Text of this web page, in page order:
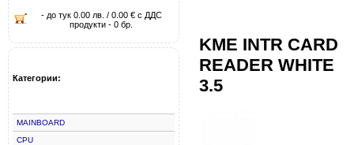
- до тук 0.00 лв. / 0.00 € с ДДС
продукти - 0 бр.
Категории:
MAINBOARD
CPU
KME INTR CARD
READER WHITE
3.5